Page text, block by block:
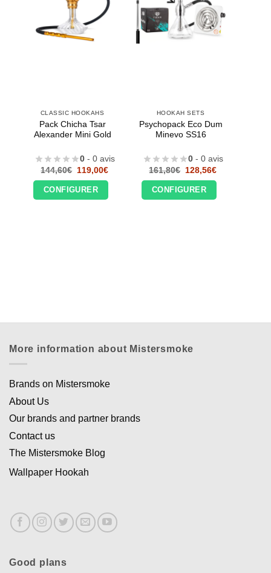
CLASSIC HOOKAHS
Pack Chicha Tsar
Alexander Mini Gold
0- 0 avis
144,60€ Le
initial
était :
144,60€.
119,00€Le
actuel
119,00€.
CONFIGURER
HOOKAH SETS
Psychopack Eco Dum
Minevo SS16
0- 0 avis
161,80€ Le
initial
était :
161,80€.
128,56€Le
actuel
128,56€.
CONFIGURER
More information about Mistersmoke
Brands on Mistersmoke
About Us
Our brands and partner brands
Contact us
The Mistersmoke Blog
Wallpaper Hookah
Good plans